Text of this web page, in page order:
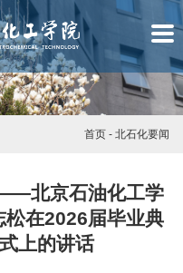
首页 - 北石化要闻
北京石油化工学
松在2026届毕业典
上的讲话